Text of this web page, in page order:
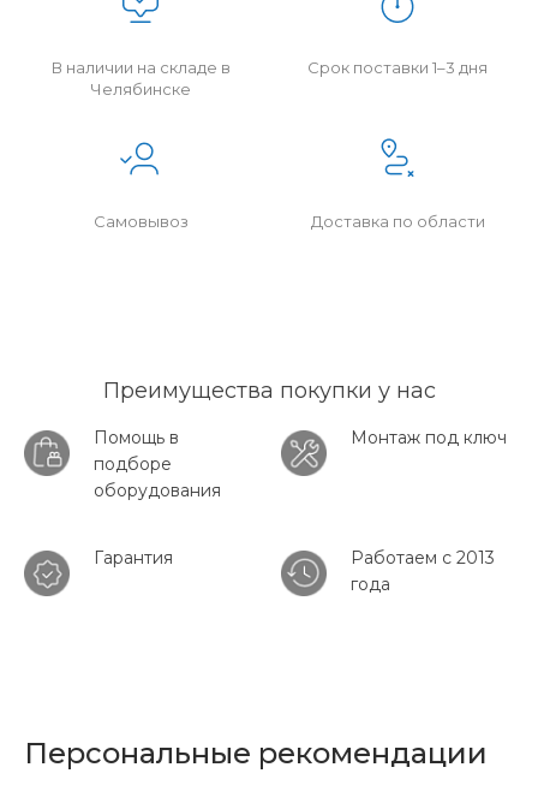
В наличии на складе в
Челябинске
Срок поставки 1–3 дня
Самовывоз Доставка по области
Преимущества покупки у нас
Помощь в
подборе
оборудования
Монтаж под ключ
Гарантия
Работаем с 2013
года
Персональные рекомендации